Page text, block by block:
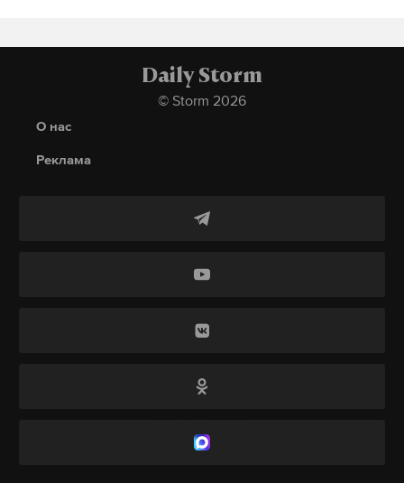
В пресс-службе Центрального военного округа, не
Макс Telegram
ДзенDaily Storm
© Storm 2026
О нас
Реклама